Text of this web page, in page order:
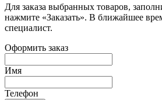
Для заказа выбранных товаров,
нажмите «Заказать». В ближайшее
специалист.
Оформить заказ
Имя
Телефон